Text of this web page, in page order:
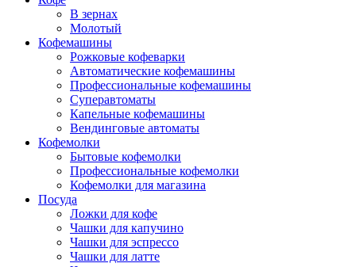
В зернах
Молотый
Кофемашины
Рожковые кофеварки
Автоматические кофемашины
Профессиональные кофемашины
Суперавтоматы
Капельные кофемашины
Вендинговые автоматы
Кофемолки
Бытовые кофемолки
Профессиональные кофемолки
Кофемолки для магазина
Посуда
Ложки для кофе
Чашки для капучино
Чашки для эспрессо
Чашки для латте